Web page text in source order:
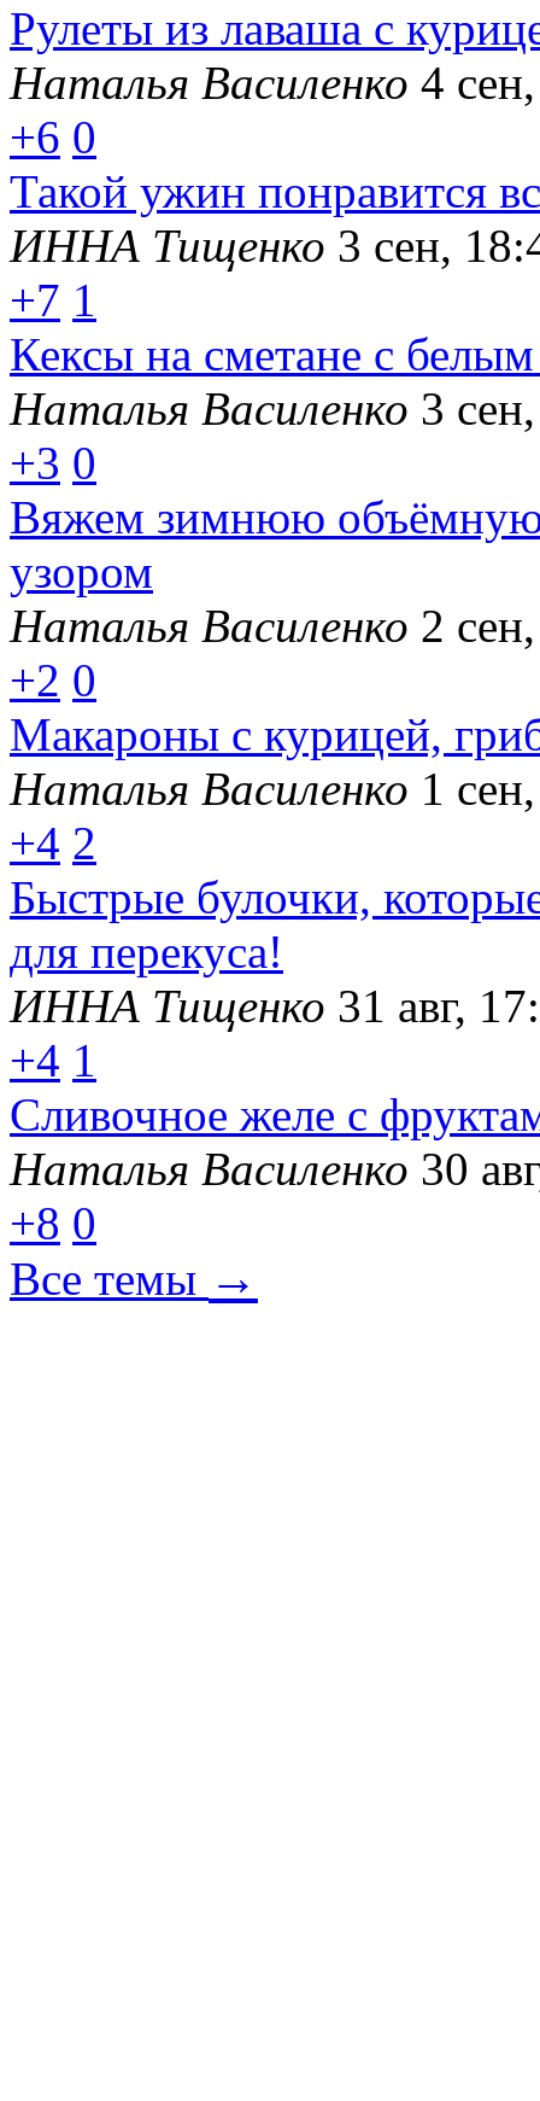
Рулеты из лаваша с
Наталья Василенко 4
+6 0
Такой ужин понравится
ИННА Тищенко 3 сен,
+7 1
Кексы на сметане с
Наталья Василенко 3
+3 0
Вяжем зимнюю
узором
Наталья Василенко 2
+2 0
Макароны с курицей,
Наталья Василенко 1
+4 2
Быстрые булочки,
для перекуса!
ИННА Тищенко 31 авг,
+4 1
Сливочное желе с
Наталья Василенко 30
+8 0
Все темы →